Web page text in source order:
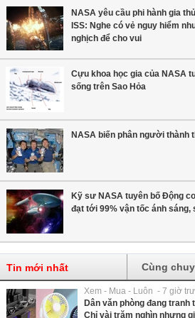
NASA yêu cầu phi hành gia
ISS: Nghe có vẻ nguy hiểm
nghịch để cho vui
Cựu khoa học gia của NASA
sống trên Sao Hỏa
NASA biến phân người thành
Kỹ sư NASA tuyên bố Động
đạt tới 99% vận tốc ánh sáng,
Tin mới nhất Cùng
Xem - Mua - Luôn - 7 giờ
Dân văn phòng đang tranh
Chỉ vài trăm nghìn nhưng